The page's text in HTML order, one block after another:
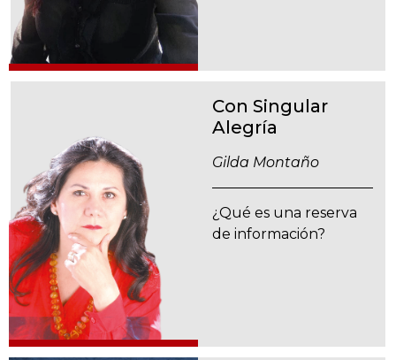
Con Singular
Alegría
Gilda Montaño
¿Qué es una reserva
de información?